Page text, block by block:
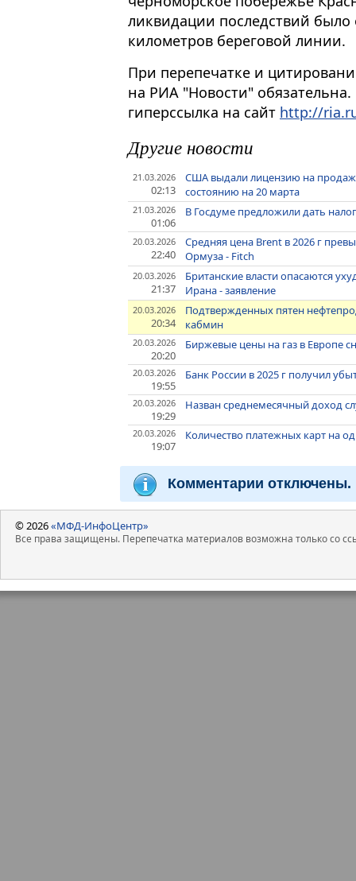
ликвидации последствий
километров береговой линии.
При перепечатке и
на РИА "Новости"
гиперссылка на сайт http://
Другие новости
21.03.2026
02:13
США выдали лицензию на
состоянию на 20 марта
21.03.2026
01:06
В Госдуме предложили дать
20.03.2026
22:40
Средняя цена Brent в 2026 г
Ормуза - Fitch
20.03.2026
21:37
Британские власти опасаются
Ирана - заявление
20.03.2026
20:34
Подтвержденных пятен
кабмин
20.03.2026
20:20
Биржевые цены на газ в Европе
20.03.2026
19:55
Банк России в 2025 г получил
20.03.2026
19:29
Назван среднемесячный доход
20.03.2026
19:07
Количество платежных карт на
Комментарии отключены.
© 2026«МФД-ИнфоЦентр»
Все права защищены. Перепечатка материалов возможна только со